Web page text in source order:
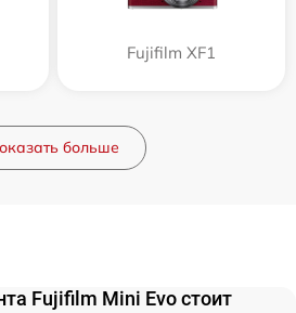
Fujifilm XF1
больше
Fujifilm Mini Evo стоит